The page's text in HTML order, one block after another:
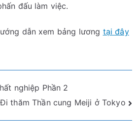
đấu làm việc.
dẫn xem bảng lương tại đây
nghiệp Phần 2
Đi thăm Thần cung Meiji ở Tokyo